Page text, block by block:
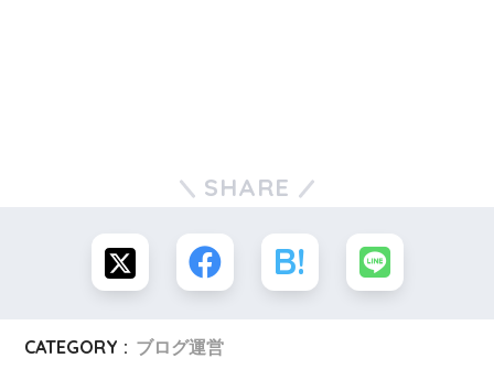
SHARE
CATEGORY : ブログ運営